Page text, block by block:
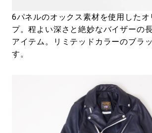
6パネルのオックス素材を使用したオ
プ。程よい深さと絶妙なバイザーの
アイテム。リミテッドカラーのブラ
す。